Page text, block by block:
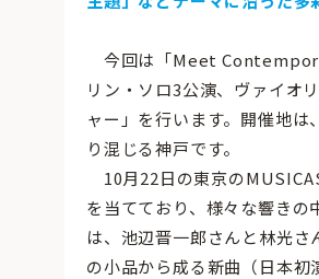
今回は「Meet
リン・ソロ3公演、ヴァイオ
ャー」を行います。開催地
り混じる神戸です。
10月22日の東京の
を当てており、様々な響きの
は、池辺晋一郎さんと林光
の小品から成る新曲（日本